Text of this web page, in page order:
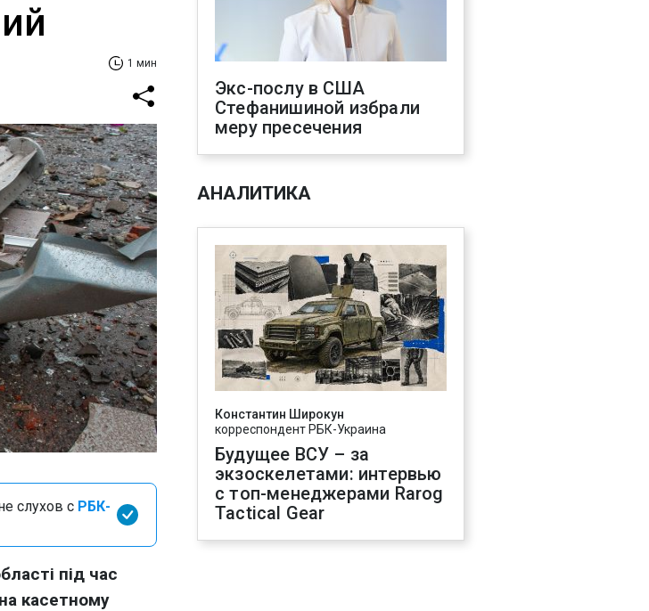
1 мин
слухов с РБК-
під час
касетному
Экс-послу в США
Стефанишиной избрали
меру пресечения
АНАЛИТИКА
Константин Широкун
корреспондент РБК-Украина
Будущее ВСУ – за
экзоскелетами: интервью
с топ-менеджерами Rarog
Tactical Gear